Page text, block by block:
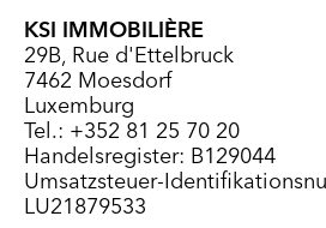
KSI IMMOBILIÈRE
29B, Rue d'Ettelbruck
7462 Moesdorf
Luxemburg
Tel.: +352 81 25 70 20
Handelsregister: B129044
Umsatzsteuer-
LU21879533